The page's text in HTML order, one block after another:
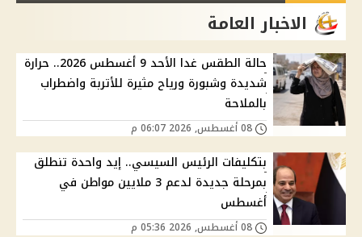
الاخبار العامة
حالة الطقس غدا الأحد 9 أغسطس 2026.. حرارة
شديدة وشبورة ورياح مثيرة للأتربة واضطراب
بالملاحة
بتكليفات الرئيس السيسي.. إيد واحدة تنطلق
بمرحلة جديدة لدعم 3 ملايين مواطن في
أغسطس